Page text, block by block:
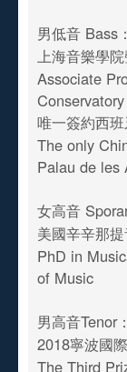
男低音 Bass
上海音樂學
Associate
唯一簽約西
The only
Palau de les
女高音
美國辛辛那
PhD in
of Music
男高音Tenor
2018寧波國
The Third